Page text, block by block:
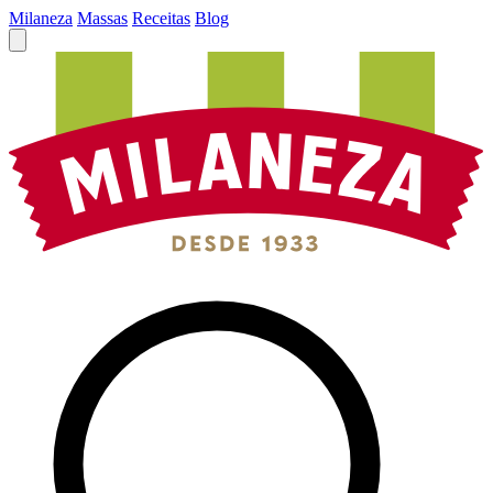
Milaneza Massas Receitas Blog